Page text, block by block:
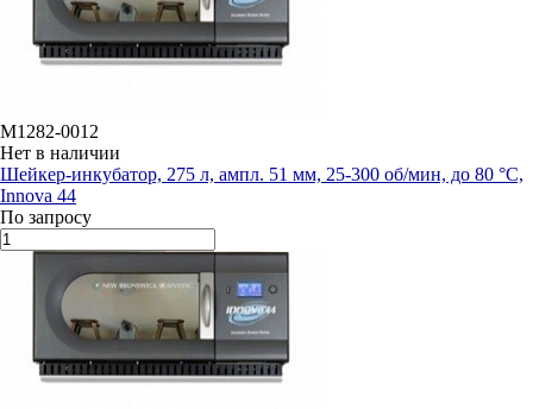
M1282-0012
Нет в наличии
Шейкер-инкубатор, 275 л, ампл. 51 мм, 25-300 об/мин, до 80 °C,
Innova 44
По запросу